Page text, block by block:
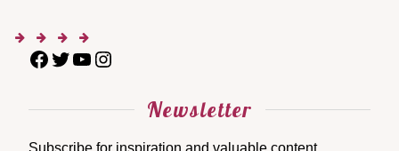
Newsletter
Subscribe for inspiration and valuable content